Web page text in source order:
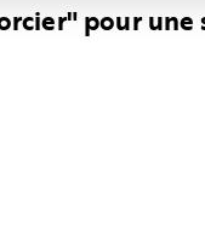
pour une